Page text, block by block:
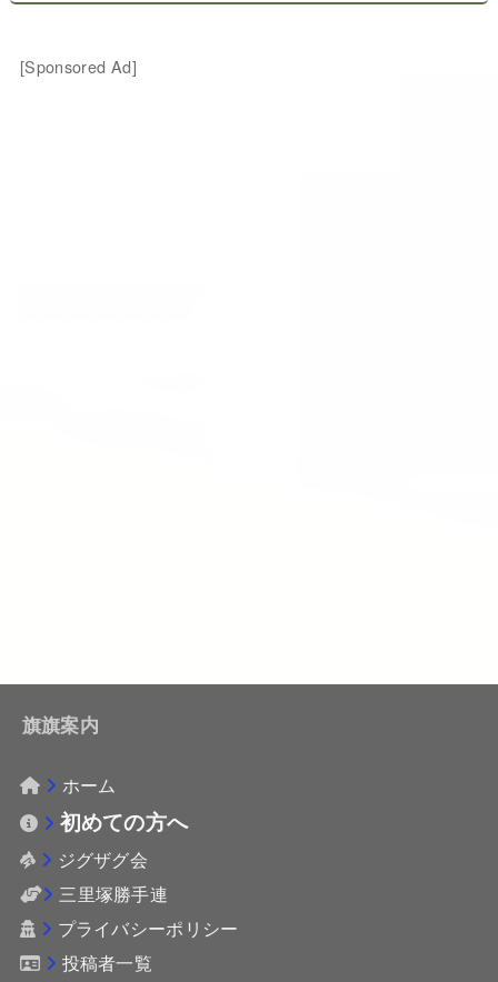
[Sponsored Ad]
旗旗案内
ホーム
初めての方へ
ジグザグ会
三里塚勝手連
プライバシーポリシー
投稿者一覧